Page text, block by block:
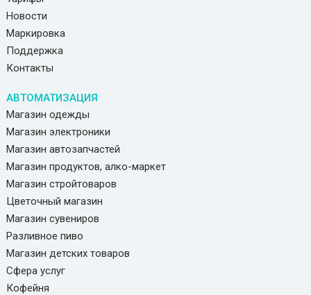
Новости
Маркировка
Поддержка
Контакты
АВТОМАТИЗАЦИЯ
Магазин одежды
Магазин электроники
Магазин автозапчастей
Магазин продуктов, алко-маркет
Магазин стройтоваров
Цветочный магазин
Магазин сувениров
Разливное пиво
Магазин детских товаров
Сфера услуг
Кофейня